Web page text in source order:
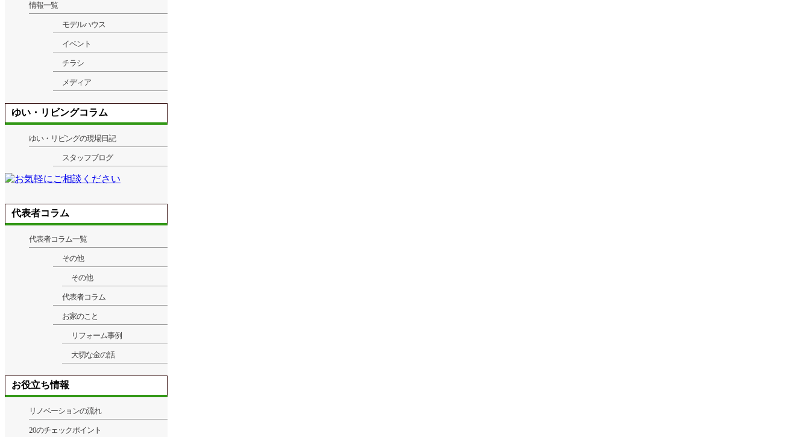
情報一覧
モデルハウス
イベント
チラシ
メディア
ゆい・リビングコラム
ゆい・リビングの現場日記
スタッフブログ
代表者コラム
代表者コラム一覧
その他
その他
代表者コラム
お家のこと
リフォーム事例
大切な金の話
お役立ち情報
リノベーションの流れ
20のチェックポイント